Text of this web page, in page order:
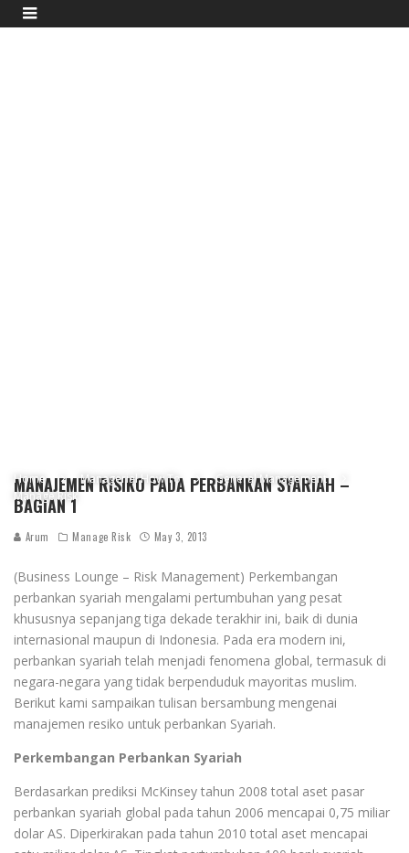
Home Managerial How To
General Management
Manage Risk
MANAJEMEN RISIKO PADA PERBANKAN SYARIAH –
BAGIAN 1
Arum Manage Risk May 3, 2013
(Business Lounge – Risk Management) Perkembangan
perbankan syariah mengalami pertumbuhan yang pesat
khususnya sepanjang tiga dekade terakhir ini, baik di dunia
internasional maupun di Indonesia. Pada era modern ini,
perbankan syariah telah menjadi fenomena global, termasuk di
negara-negara yang tidak berpenduduk mayoritas muslim.
Berikut kami sampaikan tulisan bersambung mengenai
manajemen resiko untuk perbankan Syariah.
Perkembangan Perbankan Syariah
Berdasarkan prediksi McKinsey tahun 2008 total aset pasar
perbankan syariah global pada tahun 2006 mencapai 0,75 miliar
dolar AS. Diperkirakan pada tahun 2010 total aset mencapai